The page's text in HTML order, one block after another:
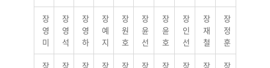
장
영
미
장
영
석
장
영
하
장
예
지
장
원
호
장
윤
선
장
윤
호
장
인
선
장
재
철
장
정
훈
장 장 장 장 장 장 장 장 장 장